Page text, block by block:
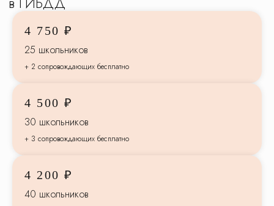
4 750 ₽
25 школьников
+ 2 сопровождающих бесплатно
4 500 ₽
30 школьников
+ 3 сопровождающих бесплатно
4 200 ₽
40 школьников
Доверьте организацию
экскурсий